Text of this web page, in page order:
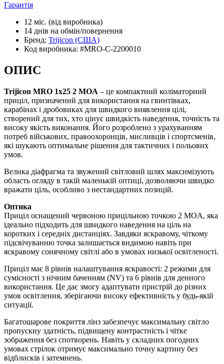
Гарантія
12 міс. (від виробника)
14 днів на обмін/повернення
Бренд: Trijicon (США)
Код виробника: #MRO-C-2200010
ОПИС
Trijicon MRO 1x25 2 MOA – це компактний коліматорний
приціл, призначений для використання на гвинтівках,
карабінах і дробовиках для швидкого виявлення цілі,
створений для тих, хто цінує швидкість наведення, точність та
високу якість виконання. Його розроблено з урахуванням
потреб військових, правоохоронців, мисливців і спортсменів,
які шукають оптимальне рішення для тактичних і польових
умов.
Велика діафрагма та звужений світловий шлях максимізують
область огляду в такій маленькій оптиці, дозволяючи швидко
вражати ціль, особливо з нестандартних позицій.
Оптика
Приціл оснащений червоною прицільною точкою 2 MOA, яка
ідеально підходить для швидкого наведення на ціль на
коротких і середніх дистанціях. Завдяки яскравому, чіткому
підсвічуванню точка залишається видимою навіть при
яскравому сонячному світлі або в умовах низької освітленості.
Приціл має 8 рівнів налаштування яскравості: 2 режими для
сумісності з нічним баченням (NV) та 6 рівнів для денного
використання. Це дає змогу адаптувати пристрій до різних
умов освітлення, зберігаючи високу ефективність у будь-якій
ситуації.
Багатошарове покриття лінз забезпечує максимальну світло
пропускну здатність, підвищену контрастність і чітке
зображення без спотворень. Навіть у складних погодних
умовах стрілок отримує максимально точну картину без
відблисків і затемнень.